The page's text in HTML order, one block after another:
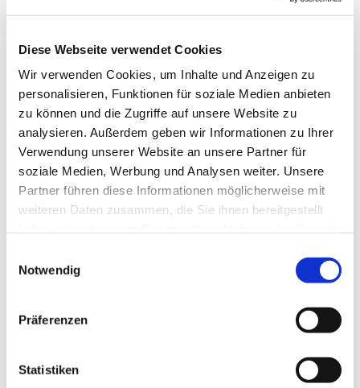
Diese Webseite verwendet Cookies
Wir verwenden Cookies, um Inhalte und Anzeigen zu
personalisieren, Funktionen für soziale Medien anbieten
zu können und die Zugriffe auf unsere Website zu
analysieren. Außerdem geben wir Informationen zu Ihrer
Verwendung unserer Website an unsere Partner für
soziale Medien, Werbung und Analysen weiter. Unsere
Partner führen diese Informationen möglicherweise mit
weiteren Daten zusammen, die Sie ihnen bereitgestellt
Notwendig
Präferenzen
Statistiken
In der Gertrud-Kapelle (durch den rechten Eingang)